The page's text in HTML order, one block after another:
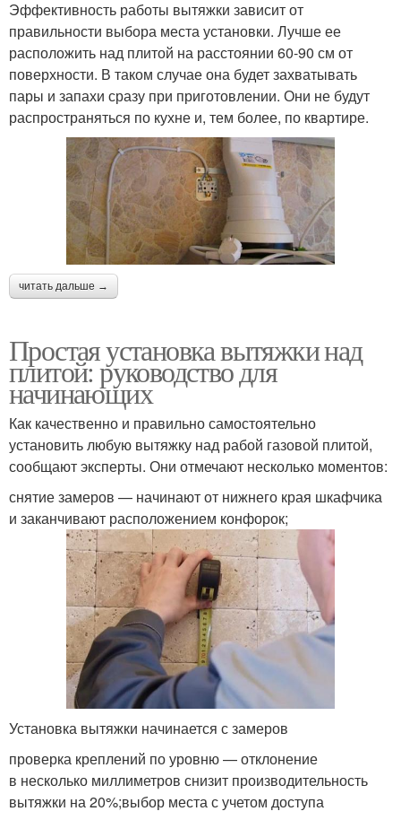
Эффективность работы вытяжки зависит от
правильности выбора места установки. Лучше ее
расположить над плитой на расстоянии 60-90 см от
поверхности. В таком случае она будет захватывать
пары и запахи сразу при приготовлении. Они не будут
распространяться по кухне и, тем более, по квартире.
читать дальше →
Простая установка вытяжки над
плитой: руководство для
начинающих
Как качественно и правильно самостоятельно
установить любую вытяжку над рабой газовой плитой,
сообщают эксперты. Они отмечают несколько моментов:
снятие замеров — начинают от нижнего края шкафчика
и заканчивают расположением конфорок;
Установка вытяжки начинается с замеров
проверка креплений по уровню — отклонение
в несколько миллиметров снизит производительность
вытяжки на 20%;выбор места с учетом доступа